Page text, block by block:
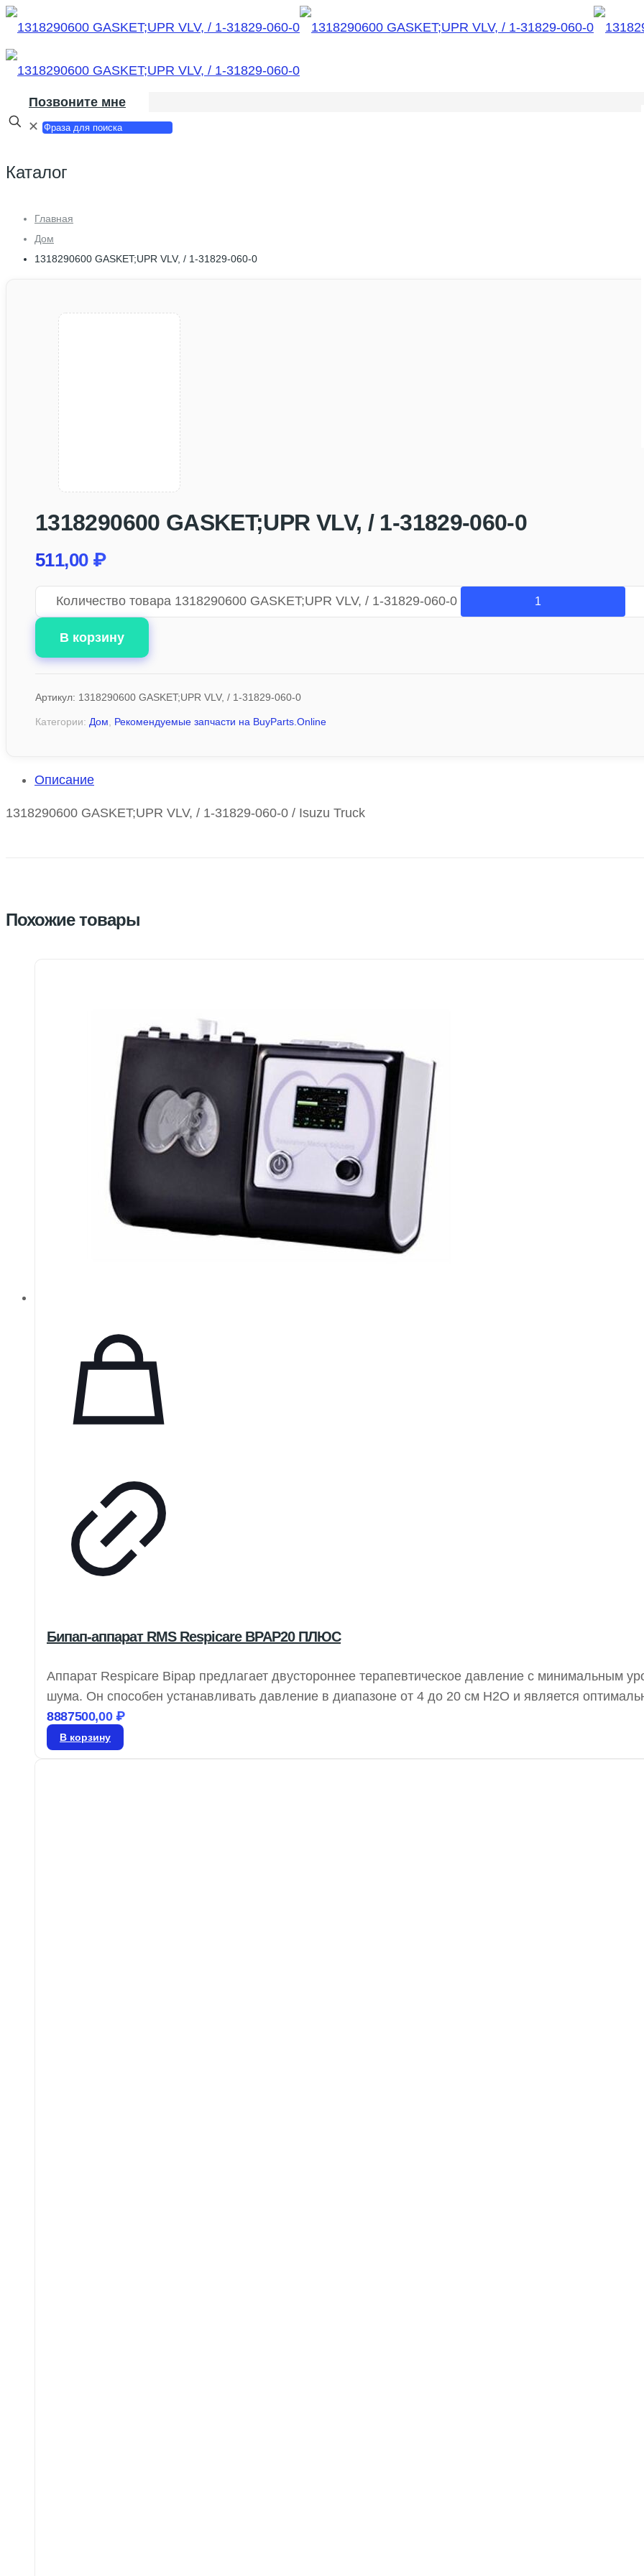
Позвоните мне
✕
Каталог
Главная
Дом
1318290600 GASKET;UPR VLV, / 1-31829-060-0
1318290600 GASKET;UPR VLV, / 1-31829-060-0
511,00 ₽
Количество товара 1318290600 GASKET;UPR VLV, / 1-31829-060-0
В корзину
Артикул: 1318290600 GASKET;UPR VLV, / 1-31829-060-0
Категории: Дом, Рекомендуемые запчасти на BuyParts.Online
Описание
1318290600 GASKET;UPR VLV, / 1-31829-060-0 / Isuzu Truck
Похожие товары
Бипап-аппарат RMS Respicare BPAP20 ПЛЮС
Аппарат Respicare Bipap предлагает двустороннее терапевтическое давление с минимальным
шума. Он способен устанавливать давление в диапазоне от 4 до 20 см H2O и является
выбором для тех, кто ищет бюджетный вариант BiPAP. Устройство Respicare Bipap предлагает ряд
преимуществ, включая наличие увлажнителя и поддержку режимов CPAP и S.
8887500,00₽
В корзину